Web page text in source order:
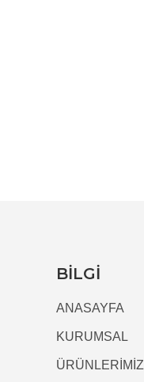
BİLGİ
ANASAYFA
KURUMSAL
ÜRÜNLERİMİZ